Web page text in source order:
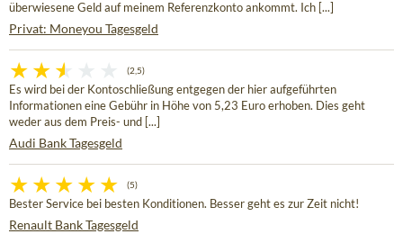
überwiesene Geld auf meinem Referenzkonto ankommt. Ich [...]
Privat: Moneyou Tagesgeld
(2,5)
Es wird bei der Kontoschließung entgegen der hier aufgeführten
Informationen eine Gebühr in Höhe von 5,23 Euro erhoben. Dies geht
weder aus dem Preis- und [...]
Audi Bank Tagesgeld
(5)
Bester Service bei besten Konditionen. Besser geht es zur Zeit nicht!
Renault Bank Tagesgeld